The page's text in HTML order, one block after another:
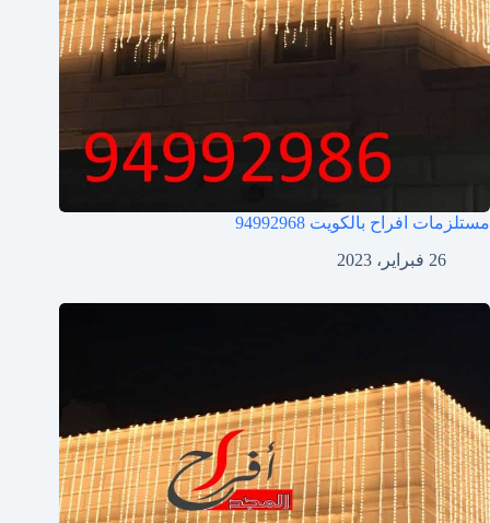
مستلزمات افراح بالكويت 94992968
26 فبراير، 2023